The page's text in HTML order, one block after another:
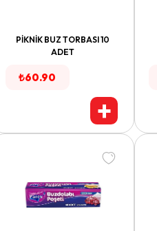
PİKNİK BUZ TORBASI 10
ADET
₺60.90
+